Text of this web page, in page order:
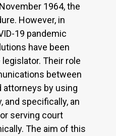
1964, the
However, in
19 pandemic
have been
Their role
between
by using
and specifically, an
serving court
The aim of this